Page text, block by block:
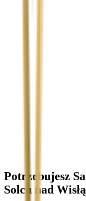
Potrzebujesz
Solcu nad Wisłą